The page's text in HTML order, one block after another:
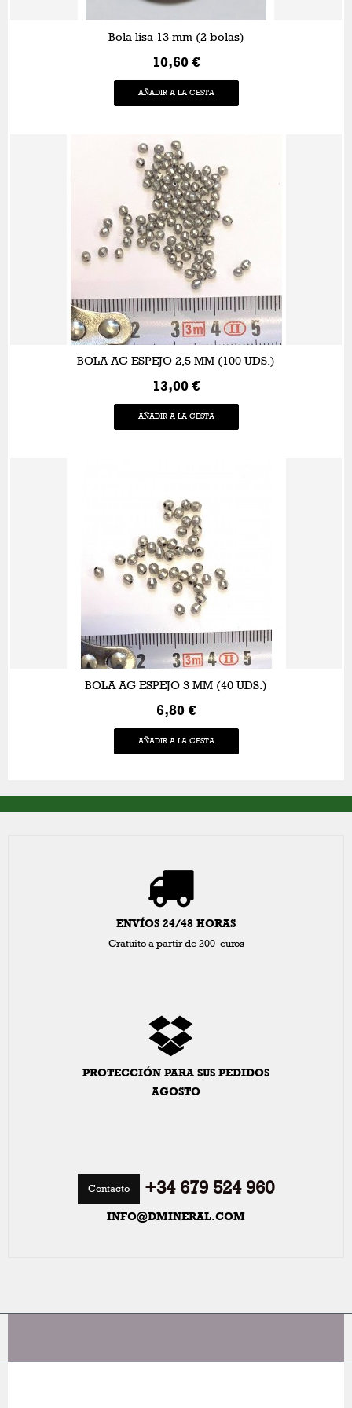
Bola lisa 13 mm (2 bolas)
10,60 €
AÑADIR A LA CESTA
BOLA AG ESPEJO 2,5 MM (100 UDS.)
13,00 €
AÑADIR A LA CESTA
BOLA AG ESPEJO 3 MM (40 UDS.)
6,80 €
AÑADIR A LA CESTA
ENVÍOS 24/48 HORAS
Gratuito a partir de 200 euros
PROTECCIÓN PARA SUS PEDIDOS
AGOSTO
Contacto +34 679 524 960
INFO@DMINERAL.COM